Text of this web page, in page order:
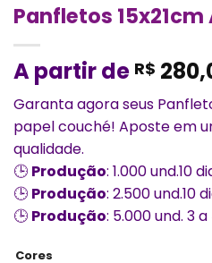
Panfletos 15x21cm
A partir de R$
Garanta agora seus
papel couché! Aposte em
qualidade.
🕒 Produção: 1.000 und.10
🕒 Produção: 2.500 und.10
🕒 Produção: 5.000 und. 3
Cores